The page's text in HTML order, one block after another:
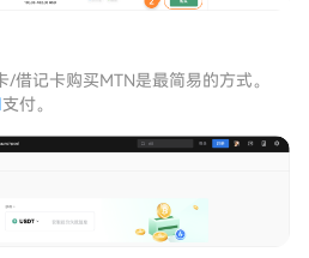
借记卡购买MTN是最简易的方式。
支付。